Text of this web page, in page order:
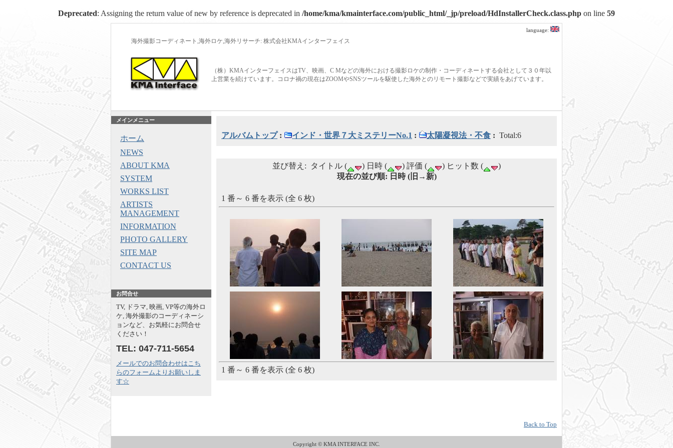
Deprecated: Assigning the return value of new by reference is deprecated in /home/kma/kmainterface.com/public_html/_jp/preload/HdInstallerCheck.class.php on line 59
language:
海外撮影コーディネート,海外ロケ,海外リサーチ: 株式会社KMAインターフェイス
（株）KMAインターフェイスはTV、映画、C Mなどの海外における撮影ロケの制作・コーディネートする会社として３０年以
上営業を続けています。コロナ禍の現在はZOOMやSNSツールを駆使した海外とのリモート撮影などで実績をあげています。
アルバムトップ: インド・世界７大ミステリーNo.1 : 太陽凝視法・不食 : Total:6
並び替え: タイトル ( ) 日時 ( ) 評価 ( ) ヒット数 (
)
現在の並び順: 日時 (旧→新)
1 番～ 6 番を表示 (全 6 枚)
1 番～ 6 番を表示 (全 6 枚)
Back to Top
メインメニュー
ホーム
NEWS
ABOUT KMA
SYSTEM
WORKS LIST
ARTISTS
MANAGEMENT
INFORMATION
PHOTO GALLERY
SITE MAP
CONTACT US
お問合せ
TV, ドラマ, 映画, VP等の海外ロ
ケ, 海外撮影のコーディネーシ
ョンなど、お気軽にお問合せ
ください！
TEL: 047-711-5654
メールでのお問合わせはこち
らのフォームよりお願いしま
す☆
Copyright © KMA INTERFACE INC.